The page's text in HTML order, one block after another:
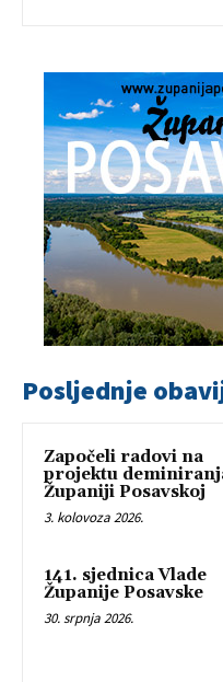
Posljednje
Započeli radovi na
projektu
Županiji Posavskoj
3. kolovoza 2026.
141. sjednica Vlade
Županije Posavske
30. srpnja 2026.